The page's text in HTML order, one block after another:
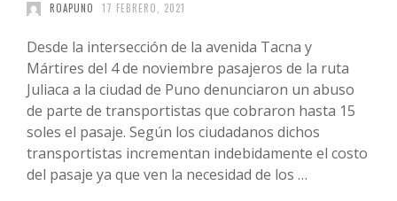
ROAPUNO 17 FEBRERO, 2021
Desde la intersección de la avenida Tacna y
Mártires del 4 de noviembre pasajeros de la ruta
Juliaca a la ciudad de Puno denunciaron un abuso
de parte de transportistas que cobraron hasta 15
soles el pasaje. Según los ciudadanos dichos
transportistas incrementan indebidamente el costo
del pasaje ya que ven la necesidad de los …